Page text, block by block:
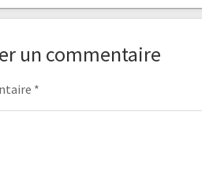
un commentaire
*